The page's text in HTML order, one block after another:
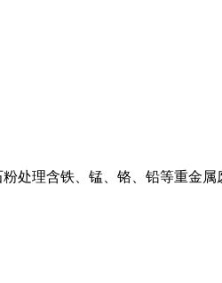
处理含铁、锰、铬、铅等重金属